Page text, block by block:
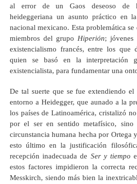
al error de un Gaos deseoso de
heideggeriana un asunto práctico en
nacional mexicano. Esta problemática
miembros del grupoHiperión; jóvenes
existencialismo francés, entre los que
quien se basó en la interpretación
existencialista, para fundamentar una
De tal suerte que se fue extendiendo
entorno a Heidegger, que aunado a la
los países de Latinoamérica, cristalizó
por el ser en sentido metafísico,
circunstancia humana hecha por Ortega
esto último en la justificación
recepción inadecuada de Ser y tiempo
estos factores impidieron la correcta
Messkirch, siendo más bien la